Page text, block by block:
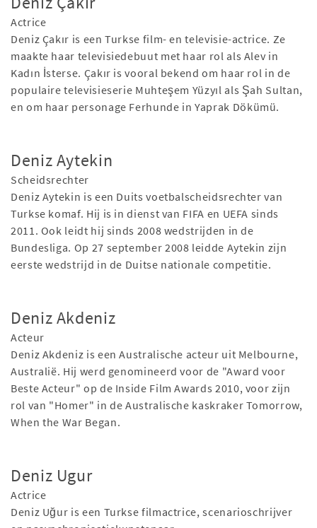
Actrice
Deniz Çakır is een Turkse film- en televisie-actrice. Ze
maakte haar televisiedebuut met haar rol als Alev in
Kadın İsterse. Çakır is vooral bekend om haar rol in de
populaire televisieserie Muhteşem Yüzyıl als Şah Sultan,
en om haar personage Ferhunde in Yaprak Dökümü.
Deniz Aytekin
Scheidsrechter
Deniz Aytekin is een Duits voetbalscheidsrechter van
Turkse komaf. Hij is in dienst van FIFA en UEFA sinds
2011. Ook leidt hij sinds 2008 wedstrijden in de
Bundesliga. Op 27 september 2008 leidde Aytekin zijn
eerste wedstrijd in de Duitse nationale competitie.
Deniz Akdeniz
Acteur
Deniz Akdeniz is een Australische acteur uit Melbourne,
Australië. Hij werd genomineerd voor de "Award voor
Beste Acteur" op de Inside Film Awards 2010, voor zijn
rol van "Homer" in de Australische kaskraker Tomorrow,
When the War Began.
Deniz Ugur
Actrice
Deniz Uğur is een Turkse filmactrice, scenarioschrijver